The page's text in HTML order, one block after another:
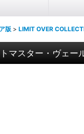
版 > LIMIT OVER
マスター・ヴェー